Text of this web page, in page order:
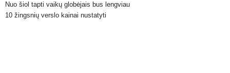
Nuo šiol tapti vaikų globėjais bus lengviau
10 žingsnių verslo kainai nustatyti